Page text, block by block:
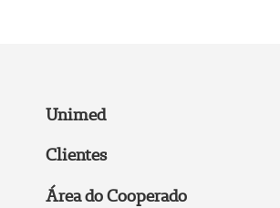
Unimed
Clientes
Área do Cooperado